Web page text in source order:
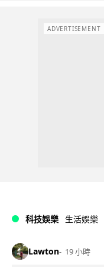
ADVERTISEMENT
科技娛樂 生活娛樂
Lawton 19 小時